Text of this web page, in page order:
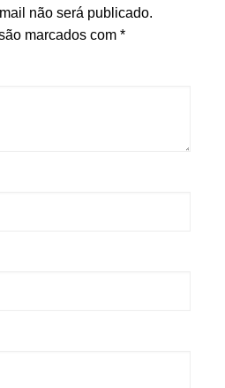
não será publicado.
marcados com *